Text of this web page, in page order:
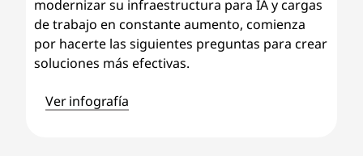
modernizar su infraestructura para IA y cargas
de trabajo en constante aumento, comienza
por hacerte las siguientes preguntas para crear
soluciones más efectivas.
Ver infografía